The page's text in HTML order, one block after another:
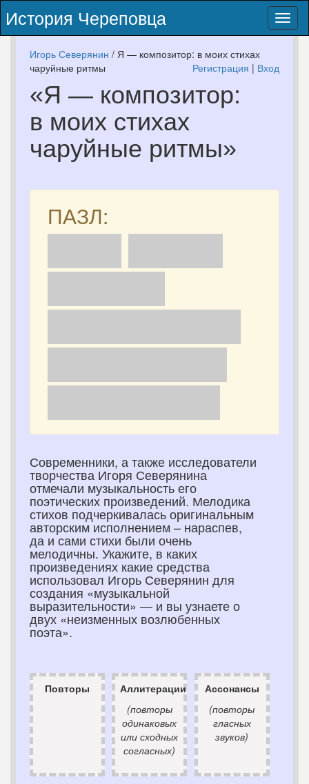
История Череповца
Игорь Северянин / Я — композитор: в моих стихах
‎чаруйные ритмы
Регистрация | Вход
«Я — композитор:
в моих стихах
‎чаруйные ритмы»
ПАЗЛ:
Современники, а также исследователи
творчества Игоря Северянина
отмечали музыкальность его
поэтических произведений. Мелодика
стихов подчеркивалась оригинальным
авторским исполнением – нараспев,
да и сами стихи были очень
мелодичны. Укажите, в каких
произведениях какие средства
использовал Игорь Северянин для
создания «музыкальной
выразительности» — и вы узнаете о
двух «неизменных возлюбенных
поэта».
Повторы
Аллитерации
(повторы
одинаковых
или сходных
согласных)
Ассонансы
(повторы
гласных
звуков)